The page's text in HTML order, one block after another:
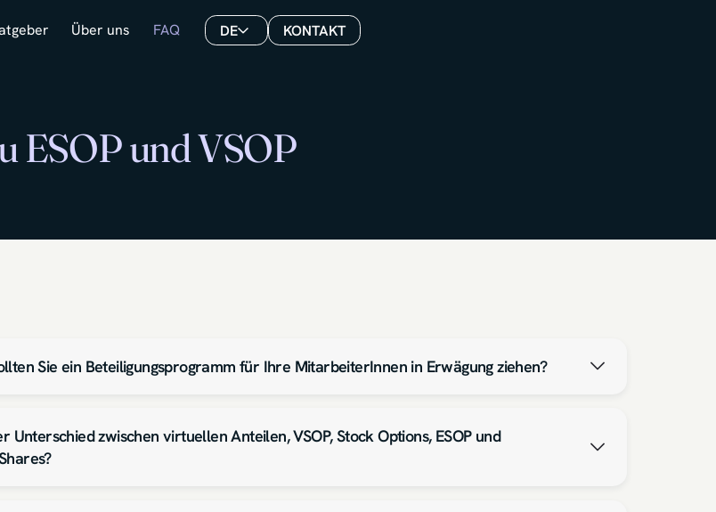
Über uns FAQ DE KONTAKT
ESOP und VSOP
Sie ein Beteiligungsprogramm für Ihre MitarbeiterInnen in Erwägung ziehen?
Unterschied zwischen virtuellen Anteilen, VSOP, Stock Options, ESOP und